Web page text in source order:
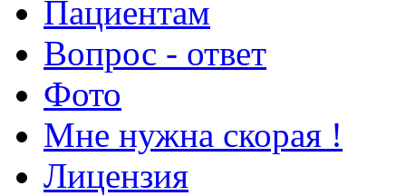
Пациентам
Вопрос - ответ
Фото
Мне нужна скорая !
Лицензия